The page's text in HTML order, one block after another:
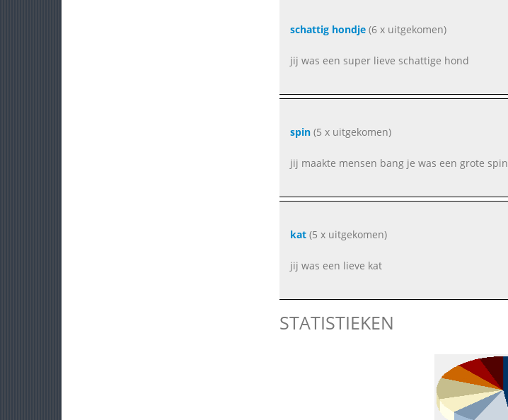
schattig hondje(6 x uitgekomen)
jij was een super lieve schattige hond
spin(5 x uitgekomen)
jij maakte mensen bang je was een grote spin
kat(5 x uitgekomen)
jij was een lieve kat
STATISTIEKEN